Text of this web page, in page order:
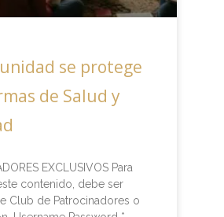
se protege
de Salud y
EXCLUSIVOS Para
contenido, debe ser
Club de Patrocinadores o